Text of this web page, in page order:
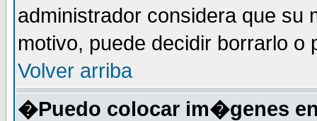
administrador considera que su
motivo, puede decidir borrarlo o
Volver arriba
�Puedo colocar im�genes